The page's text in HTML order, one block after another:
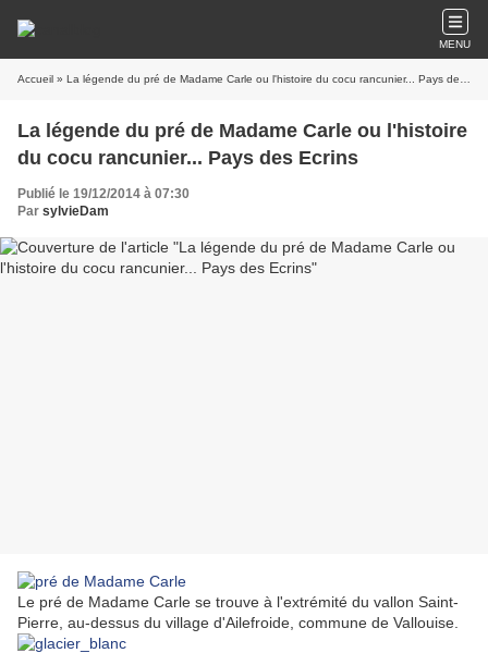
MENU
Accueil » La légende du pré de Madame Carle ou l'histoire du cocu rancunier... Pays des Ecrins
La légende du pré de Madame Carle ou l'histoire
du cocu rancunier... Pays des Ecrins
Publié le 19/12/2014 à 07:30
Par sylvieDam
Le pré de Madame Carle se trouve à l'extrémité du vallon Saint-
Pierre, au-dessus du village d'Ailefroide, commune de Vallouise.